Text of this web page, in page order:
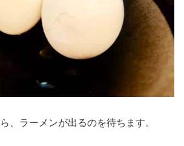
、ラーメンが出るのを待ちます。